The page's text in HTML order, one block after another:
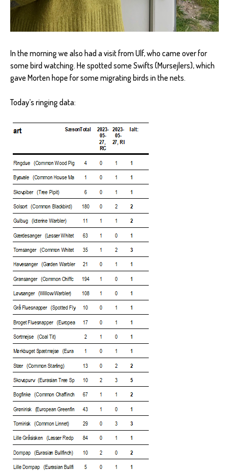
In the morning we also had a visit from Ulf, who came over for
some bird watching. He spotted some Swifts (Mursejlers), which
gave Morten hope for some migrating birds in the nets.
Today’s ringing data: